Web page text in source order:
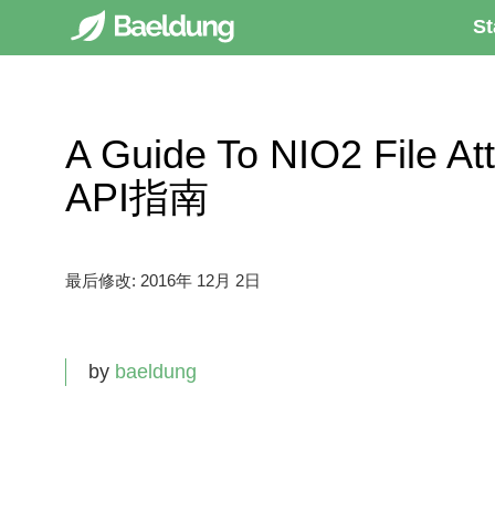
A Guide To NIO2 File
API指南
最后修改: 2016年 12月 2日
by baeldung